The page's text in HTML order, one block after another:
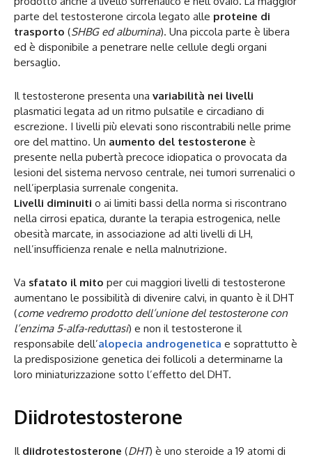
parte del testosterone circola legato alle proteine di
trasporto (SHBG ed albumina). Una piccola parte è libera
ed è disponibile a penetrare nelle cellule degli organi
bersaglio.
Il testosterone presenta una variabilità nei livelli
plasmatici legata ad un ritmo pulsatile e circadiano di
escrezione. I livelli più elevati sono riscontrabili nelle prime
ore del mattino. Un aumento del testosterone è
presente nella pubertà precoce idiopatica o provocata da
lesioni del sistema nervoso centrale, nei tumori surrenalici o
nell’iperplasia surrenale congenita.
Livelli diminuiti o ai limiti bassi della norma si riscontrano
nella cirrosi epatica, durante la terapia estrogenica, nelle
obesità marcate, in associazione ad alti livelli di LH,
nell’insufficienza renale e nella malnutrizione.
Va sfatato il mito per cui maggiori livelli di testosterone
aumentano le possibilità di divenire calvi, in quanto è il DHT
(come vedremo prodotto dell’unione del testosterone con
l’enzima 5-alfa-reduttasi) e non il testosterone il
responsabile dell’alopecia androgenetica e soprattutto è
la predisposizione genetica dei follicoli a determinarne la
loro miniaturizzazione sotto l’effetto del DHT.
Diidrotestosterone
Il diidrotestosterone (DHT) è uno steroide a 19 atomi di